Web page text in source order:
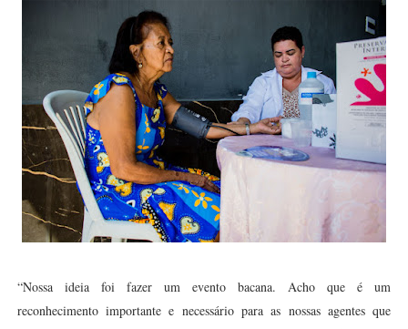
“Nossa ideia foi fazer um evento bacana. Acho que é um
reconhecimento importante e necessário para as nossas agentes que